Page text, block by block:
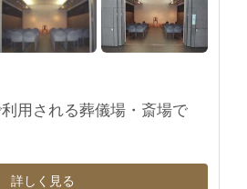
用される葬儀場・斎場で
詳しく見る